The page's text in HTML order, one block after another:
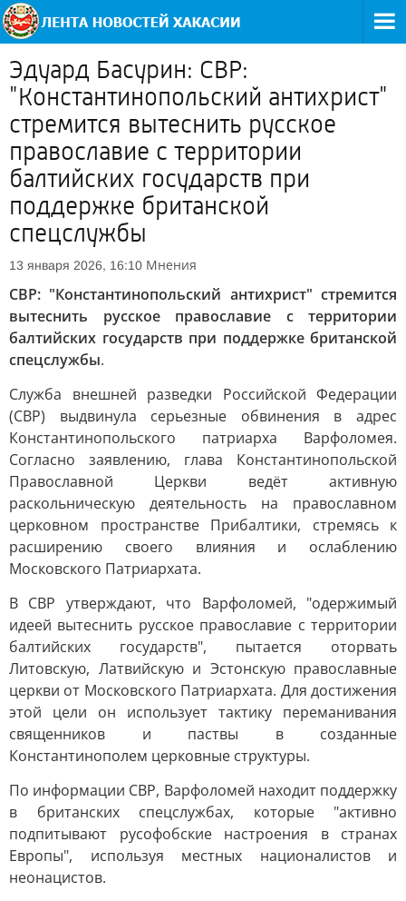
Эдуард Басурин: СВР:
"Константинопольский антихрист"
стремится вытеснить русское
православие с территории
балтийских государств при
поддержке британской
спецслужбы
13 января 2026, 16:10 Мнения
СВР: "Константинопольский антихрист" стремится
вытеснить русское православие с территории
балтийских государств при поддержке британской
спецслужбы.
Служба внешней разведки Российской Федерации
(СВР) выдвинула серьезные обвинения в адрес
Константинопольского патриарха Варфоломея.
Согласно заявлению, глава Константинопольской
Православной Церкви ведёт активную
раскольническую деятельность на православном
церковном пространстве Прибалтики, стремясь к
расширению своего влияния и ослаблению
Московского Патриархата.
В СВР утверждают, что Варфоломей, "одержимый
идеей вытеснить русское православие с территории
балтийских государств", пытается оторвать
Литовскую, Латвийскую и Эстонскую православные
церкви от Московского Патриархата. Для достижения
этой цели он использует тактику переманивания
священников и паствы в созданные
Константинополем церковные структуры.
По информации СВР, Варфоломей находит поддержку
в британских спецслужбах, которые "активно
подпитывают русофобские настроения в странах
Европы", используя местных националистов и
неонацистов.